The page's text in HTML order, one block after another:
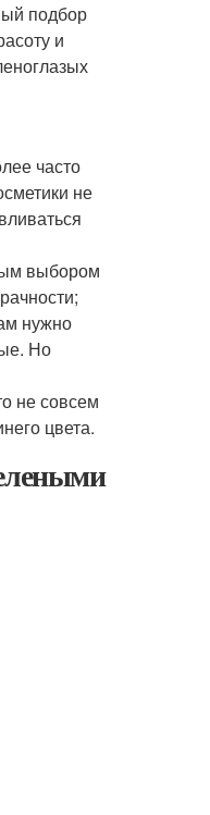
подбор
и
часто
не
выбором
нужно
Но
не совсем
цвета.